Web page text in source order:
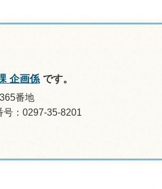
企画係 です。
番地
：0297-35-8201